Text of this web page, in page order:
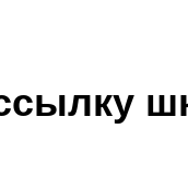
чтобы первыми